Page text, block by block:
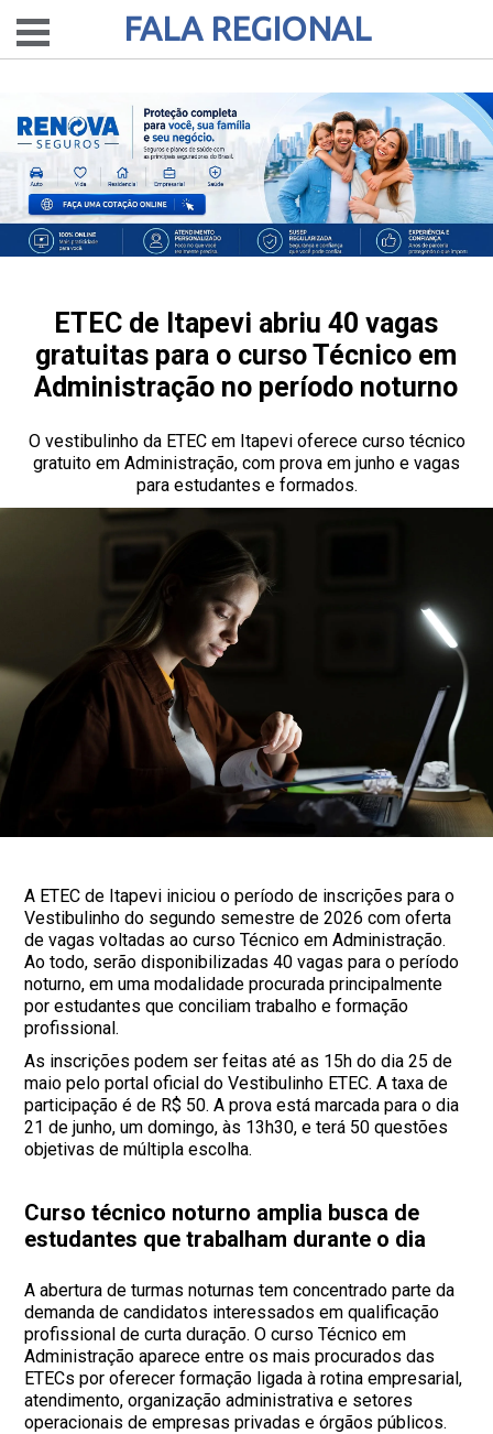
FALA REGIONAL
ETEC de Itapevi abriu 40 vagas
gratuitas para o curso Técnico em
Administração no período noturno
O vestibulinho da ETEC em Itapevi oferece curso técnico
gratuito em Administração, com prova em junho e vagas
para estudantes e formados.
A ETEC de Itapevi iniciou o período de inscrições para o
Vestibulinho do segundo semestre de 2026 com oferta
de vagas voltadas ao curso Técnico em Administração.
Ao todo, serão disponibilizadas 40 vagas para o período
noturno, em uma modalidade procurada principalmente
por estudantes que conciliam trabalho e formação
profissional.
As inscrições podem ser feitas até as 15h do dia 25 de
maio pelo portal oficial do Vestibulinho ETEC. A taxa de
participação é de R$ 50. A prova está marcada para o dia
21 de junho, um domingo, às 13h30, e terá 50 questões
objetivas de múltipla escolha.
Curso técnico noturno amplia busca de
estudantes que trabalham durante o dia
A abertura de turmas noturnas tem concentrado parte da
demanda de candidatos interessados em qualificação
profissional de curta duração. O curso Técnico em
Administração aparece entre os mais procurados das
ETECs por oferecer formação ligada à rotina empresarial,
atendimento, organização administrativa e setores
operacionais de empresas privadas e órgãos públicos.